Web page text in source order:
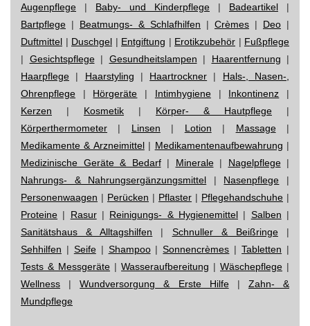
Augenpflege | Baby- und Kinderpflege | Badeartikel |
Bartpflege | Beatmungs- & Schlafhilfen | Crèmes | Deo |
Duftmittel | Duschgel | Entgiftung | Erotikzubehör | Fußpflege
| Gesichtspflege| Gesundheitslampen | Haarentfernung |
Haarpflege | Haarstyling | Haartrockner | Hals-, Nasen-,
Ohrenpflege | Hörgeräte | Intimhygiene| Inkontinenz |
Kerzen | Kosmetik | Körper- & Hautpflege |
Körperthermometer | Linsen | Lotion | Massage|
Medikamente & Arzneimittel| Medikamentenaufbewahrung |
Medizinische Geräte & Bedarf| Minerale| Nagelpflege|
Nahrungs- & Nahrungsergänzungsmittel | Nasenpflege |
Personenwaagen | Perücken | Pflaster | Pflegehandschuhe |
Proteine | Rasur| Reinigungs- & Hygienemittel | Salben |
Sanitätshaus & Alltagshilfen | Schnuller & Beißringe|
Sehhilfen | Seife| Shampoo|Sonnencrèmes |Tabletten |
Tests & Messgeräte | Wasseraufbereitung | Wäschepflege |
Wellness |Wundversorgung & Erste Hilfe| Zahn- &
Mundpflege